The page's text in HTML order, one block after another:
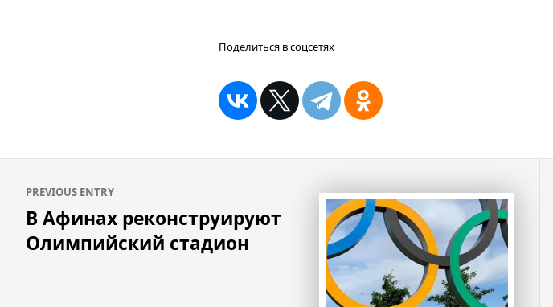
Поделиться в соцсетях
по
записям
PREVIOUS ENTRY
В Афинах реконструируют
Олимпийский стадион